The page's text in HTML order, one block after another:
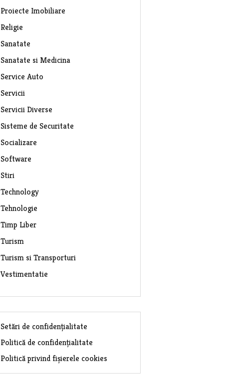
Proiecte Imobiliare
Religie
Sanatate
Sanatate si Medicina
Service Auto
Servicii
Servicii Diverse
Sisteme de Securitate
Socializare
Software
Stiri
Technology
Tehnologie
Timp Liber
Turism
Turism si Transporturi
Vestimentatie
Setări de confidențialitate
Politică de confidențialitate
Politică privind fișierele cookies